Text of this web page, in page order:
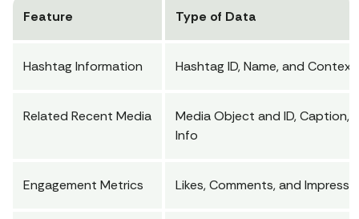
Feature Type of Data
Hashtag Information Hashtag ID, Name, and Context
Related Recent Media
Media Object and ID, Caption,
Info
Engagement Metrics Likes, Comments, and